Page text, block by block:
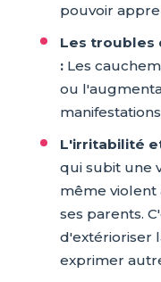
pouvoir
Les troubles
:Les
ou
L'irritabilité
qui subit une
même violent
ses parents.
d'extérioriser
exprimer